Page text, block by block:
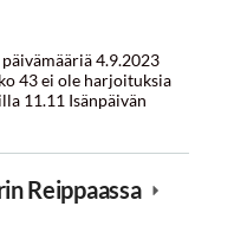
4.9.2023
43 ei ole harjoituksia
11.11 Isänpäivän
Reippaassa